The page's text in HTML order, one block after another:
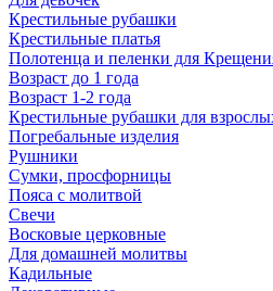
Крестильные рубашки
Крестильные платья
Полотенца и пеленки для
Возраст до 1 года
Возраст 1-2 года
Крестильные рубашки для
Погребальные изделия
Рушники
Сумки, просфорницы
Пояса с молитвой
Свечи
Восковые церковные
Для домашней молитвы
Кадильные